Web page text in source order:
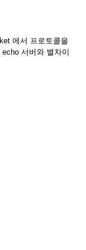
에서 프로토콜을
서버와 별차이